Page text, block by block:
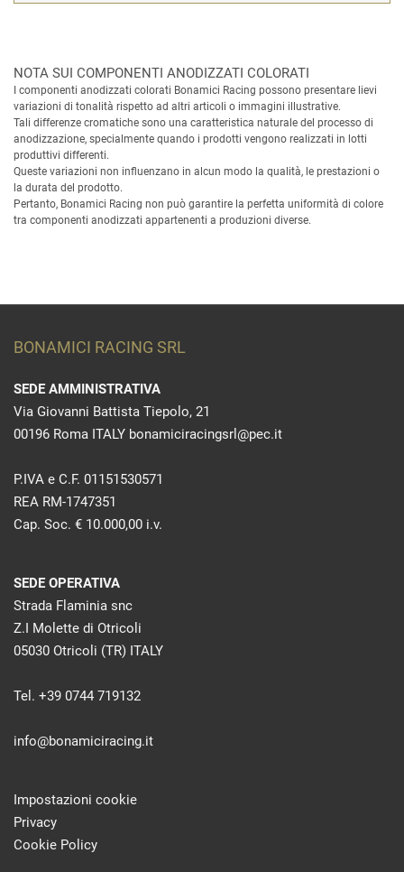
NOTA SUI COMPONENTI ANODIZZATI COLORATI
I componenti anodizzati colorati Bonamici Racing possono presentare lievi
variazioni di tonalità rispetto ad altri articoli o immagini illustrative.
Tali differenze cromatiche sono una caratteristica naturale del processo di
anodizzazione, specialmente quando i prodotti vengono realizzati in lotti
produttivi differenti.
Queste variazioni non influenzano in alcun modo la qualità, le prestazioni o
la durata del prodotto.
Pertanto, Bonamici Racing non può garantire la perfetta uniformità di colore
tra componenti anodizzati appartenenti a produzioni diverse.
BONAMICI RACING SRL
SEDE AMMINISTRATIVA
Via Giovanni Battista Tiepolo, 21
00196 Roma ITALY bonamiciracingsrl@pec.it
P.IVA e C.F. 01151530571
REA RM-1747351
Cap. Soc. € 10.000,00 i.v.
SEDE OPERATIVA
Strada Flaminia snc
Z.I Molette di Otricoli
05030 Otricoli (TR) ITALY
Tel. +39 0744 719132
info@bonamiciracing.it
Impostazioni cookie
Privacy
Cookie Policy